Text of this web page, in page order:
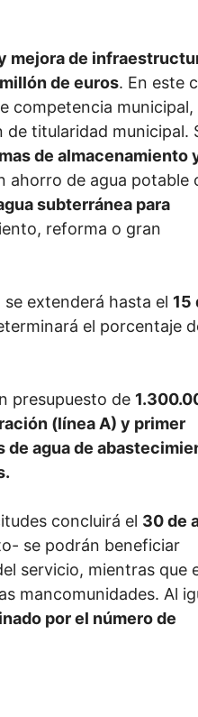
mejora de
de euros. En este
competencia municipal,
de titularidad municipal.
de almacenamiento
ahorro de agua potable
subterránea para
reforma o gran
extenderá hasta el 15
el porcentaje
presupuesto de
(línea A) y primer
agua de
concluirá el 30 de
se podrán beneficiar
servicio, mientras que
mancomunidades. Al
por el número de